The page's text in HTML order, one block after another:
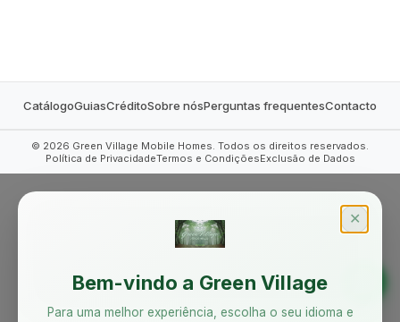
CatálogoGuiasCréditoSobre nósPerguntas frequentesContacto
© 2026 Green Village Mobile Homes. Todos os direitos reservados.
Política de PrivacidadeTermos e CondiçõesExclusão de Dados
✕
Bem-vindo a Green Village
Para uma melhor experiência, escolha o seu idioma e